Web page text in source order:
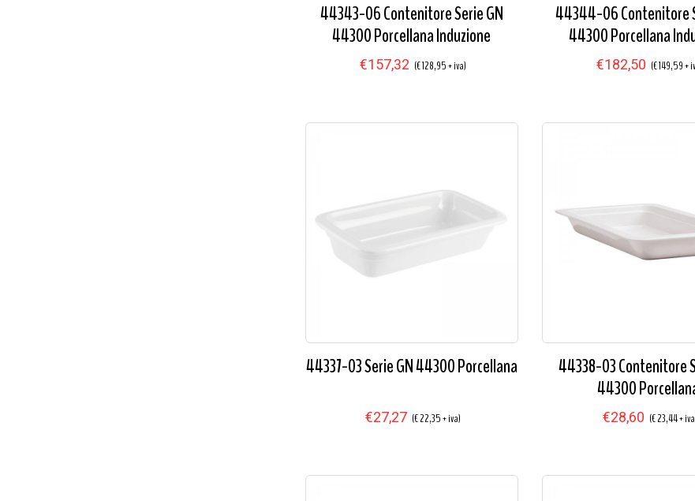
44343-06 Contenitore Serie GN
44300 Porcellana Induzione
€157,32 (€ 128,95 + iva)
44344-06 Contenitore
44300 Porcellana
€182,50 (€ 149,59 +
44337-03 Serie GN 44300 Porcellana
€27,27 (€ 22,35 + iva)
44338-03 Contenitore
44300
€28,60 (€ 23,44 +